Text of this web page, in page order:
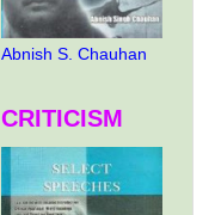
Abnish S. Chauhan
CRITICISM